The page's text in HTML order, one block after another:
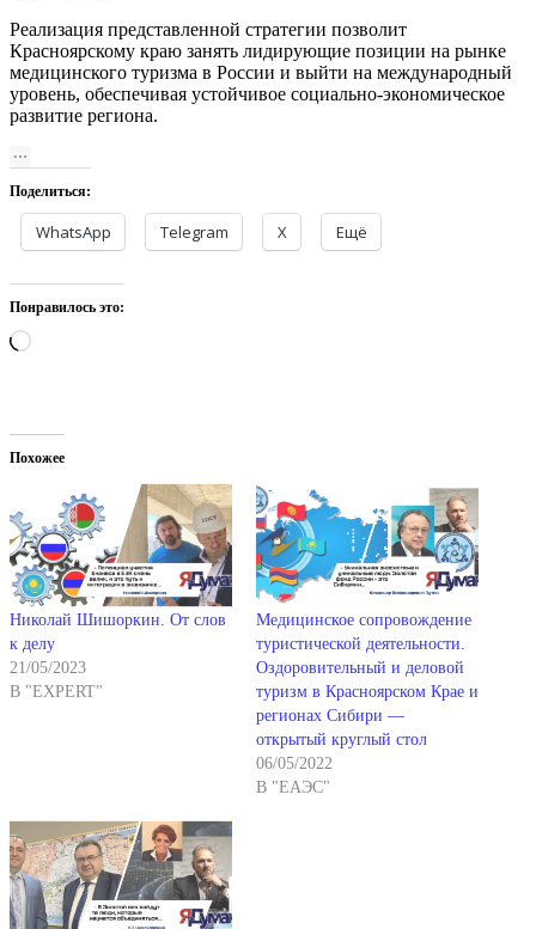
Реализация представленной стратегии позволит
Красноярскому краю занять лидирующие позиции на рынке
медицинского туризма в России и выйти на международный
уровень, обеспечивая устойчивое социально-экономическое
развитие региона.
Поделиться:
WhatsApp Telegram X Ещё
Понравилось это:
Загрузка…
Похожее
Николай Шишоркин. От слов
к делу
21/05/2023
В "EXPERT"
Медицинское сопровождение
туристической деятельности.
Оздоровительный и деловой
туризм в Красноярском Крае и
регионах Сибири —
открытый круглый стол
06/05/2022
В "ЕАЭС"